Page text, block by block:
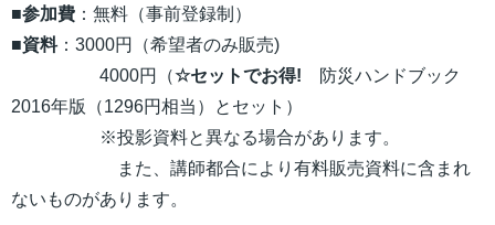
■参加費 ：無料（事前登録制）
■資料：3000円（希望者のみ販売)
4000円（☆セットでお得! 防災ハンドブック
2016年版（1296円相当）とセット）
※投影資料と異なる場合があります。
また、講師都合により有料販売資料に含まれ
ないものがあります。